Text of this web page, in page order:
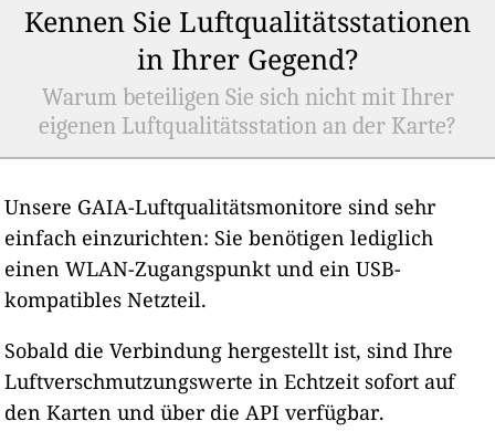
Kennen Sie Luftqualitätsstationen
in Ihrer Gegend?
Warum beteiligen Sie sich nicht mit Ihrer
eigenen Luftqualitätsstation an der Karte?
Unsere GAIA-Luftqualitätsmonitore sind sehr
einfach einzurichten: Sie benötigen lediglich
einen WLAN-Zugangspunkt und ein USB-
kompatibles Netzteil.
Sobald die Verbindung hergestellt ist, sind Ihre
Luftverschmutzungswerte in Echtzeit sofort auf
den Karten und über die API verfügbar.